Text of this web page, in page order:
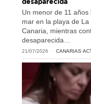
Un menor de 11
mar en la playa de
Canaria, mientras
desaparecida…
21/07/2026 CANARIAS·